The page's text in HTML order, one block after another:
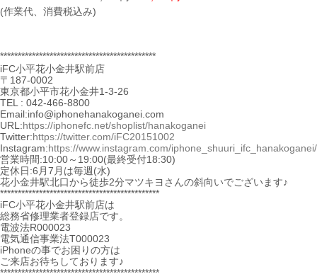
(作業代、消費税込み)
********************************************
iFC小平花小金井駅前店
〒187-0002
東京都小平市花小金井1-3-26
TEL : 042-466-8800
Email:info@iphonehanakoganei.com
URL: https://iphonefc.net/shoplist/hanakoganei
Twitter: https://twitter.com/iFC20151002
Instagram: https://www.instagram.com/iphone_shuuri_ifc_hanakoganei/
営業時間:10:00～19:00(最終受付18:30)
定休日:6月7月は毎週(水)
花小金井駅北口から徒歩2分マツキヨさんの斜向いでございます♪
*********************************************
iFC小平花小金井駅前店は
総務省修理業者登録店です。
電波法R000023
電気通信事業法T000023
iPhoneの事でお困りの方は
ご来店お待ちしております♪
*********************************************